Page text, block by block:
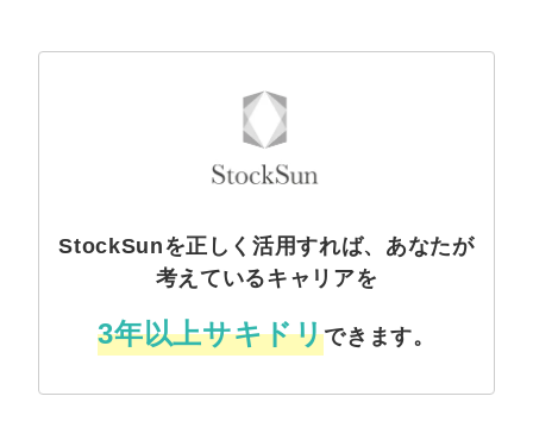
StockSunを正しく活用すれば、あなたが
考えているキャリアを
3年以上サキドリできます。